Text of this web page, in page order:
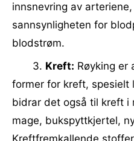
innsnevring av
sannsynligheten for
blodstrøm.
3. Kreft: Røyking er
former for kreft, spesielt
bidrar det også til kreft i
mage, bukspyttkjertel,
Kreftfremkallende